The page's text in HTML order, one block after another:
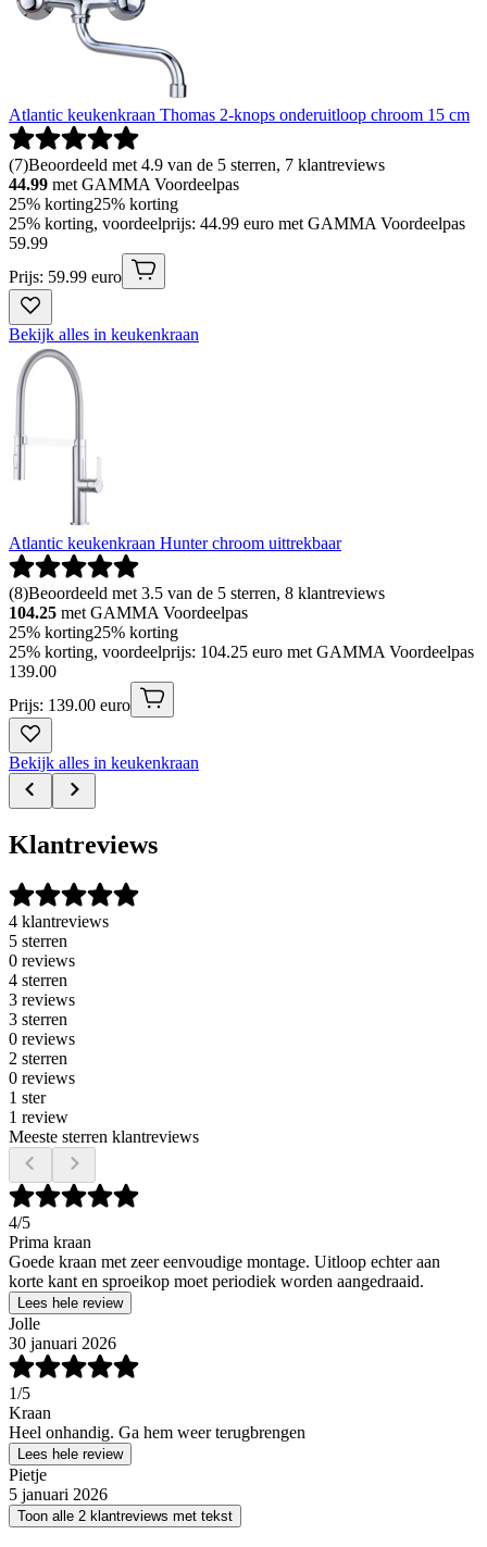
Atlantic keukenkraan Thomas 2-knops onderuitloop chroom 15 cm
(7)Beoordeeld met 4.9 van de 5 sterren, 7 klantreviews
44.99 met GAMMA Voordeelpas
25% korting25% korting
25% korting, voordeelprijs: 44.99 euro met GAMMA Voordeelpas
59.99
Prijs: 59.99 euro
Bekijk alles in keukenkraan
Atlantic keukenkraan Hunter chroom uittrekbaar
(8)Beoordeeld met 3.5 van de 5 sterren, 8 klantreviews
104.25 met GAMMA Voordeelpas
25% korting25% korting
25% korting, voordeelprijs: 104.25 euro met GAMMA Voordeelpas
139.00
Prijs: 139.00 euro
Bekijk alles in keukenkraan
Klantreviews
4 klantreviews
5 sterren
0 reviews
4 sterren
3 reviews
3 sterren
0 reviews
2 sterren
0 reviews
1 ster
1 review
Meeste sterren klantreviews
4/5
Prima kraan
Goede kraan met zeer eenvoudige montage. Uitloop echter aan
korte kant en sproeikop moet periodiek worden aangedraaid.
Lees hele review
Jolle
30 januari 2026
1/5
Kraan
Heel onhandig. Ga hem weer terugbrengen
Lees hele review
Pietje
5 januari 2026
Toon alle 2 klantreviews met tekst